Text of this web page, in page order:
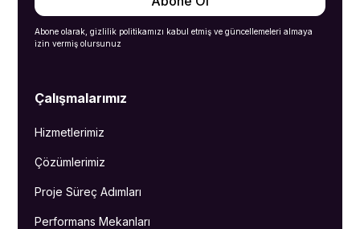
Abone olarak, gizlilik politikamızı kabul etmiş ve güncellemeleri almaya
izin vermiş olursunuz
Çalışmalarımız
Hizmetlerimiz
Çözümlerimiz
Proje Süreç Adımları
Performans Mekanları